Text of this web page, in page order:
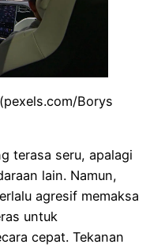
Borys
terasa seru, apalagi
lain. Namun,
agresif memaksa
untuk
cepat. Tekanan